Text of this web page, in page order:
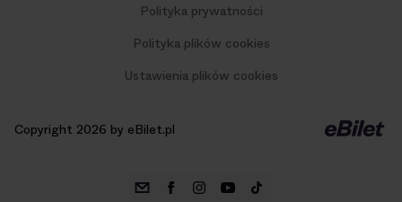
Polityka prywatności
Polityka plików cookies
Ustawienia plików cookies
Copyright 2026 by eBilet.pl